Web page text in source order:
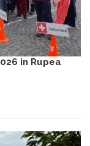
in Rupea